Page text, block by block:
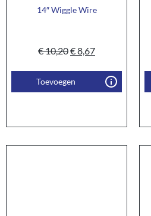
14″ Wiggle Wire
€10,20€8,67
Toevoegen